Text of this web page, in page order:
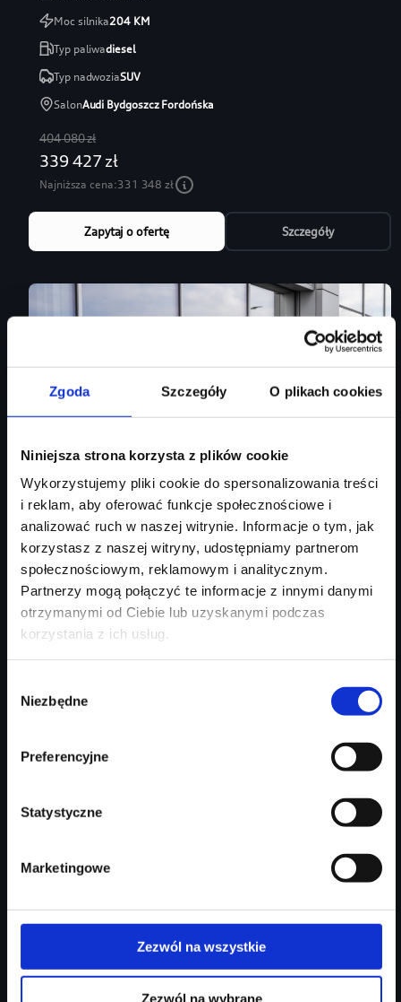
Zgoda Szczegóły O plikach cookies
Niniejsza strona korzysta z plików cookie
Wykorzystujemy pliki cookie do spersonalizowania treści
i reklam, aby oferować funkcje społecznościowe i
analizować ruch w naszej witrynie. Informacje o tym, jak
korzystasz z naszej witryny, udostępniamy partnerom
społecznościowym, reklamowym i analitycznym.
Partnerzy mogą połączyć te informacje z innymi danymi
otrzymanymi od Ciebie lub uzyskanymi podczas
korzystania z ich usług.
zgody
Niezbędne
Preferencyjne
Statystyczne
Marketingowe
Zezwól na wszystkie
Zezwól na wybrane
Moc silnika204KM
Typ paliwadiesel
Typ nadwoziaSUV
SalonAudi Bydgoszcz Fordońska
404 080 zł
339 427 zł
Najniższa cena:331 348 zł
Zapytaj o ofertę Szczegóły
Leasing 101%
Audi Q5 Sportback
Q5 TDI Quattro | Tech Plus | Drugi ekran | Audi Sound System
Rok produkcji2026
338 190 zł